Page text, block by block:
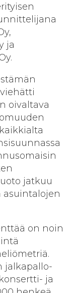
ja
oivaltava
jatkuu
on noin
jalkapallo-
ja